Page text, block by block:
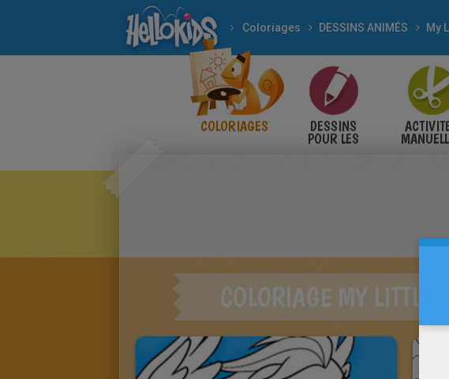
Coloriages DESSINS ANIMÉS My
COLORIAGES DESSINS
POUR LES
COLORIAGE MY LITTLE